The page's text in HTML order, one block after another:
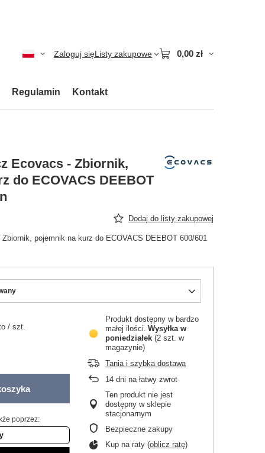
Zaloguj sięListy zakupowe 0,00 zł
Regulamin Kontakt
Ecovacs - Zbiornik,
do ECOVACS DEEBOT
Dodaj do listy zakupowej
pojemnik na kurz do ECOVACS DEEBOT 600/601
/ szt.
poprzez:
Produkt dostępny w bardzo
małej ilości Wysyłka w
poniedziałek (2 szt. w
magazynie)
Tania i szybka dostawa
14 dni na łatwy zwrot
Ten produkt nie jest
dostępny w sklepie
stacjonarnym
Bezpieczne zakupy
Kup na raty (oblicz ratę)